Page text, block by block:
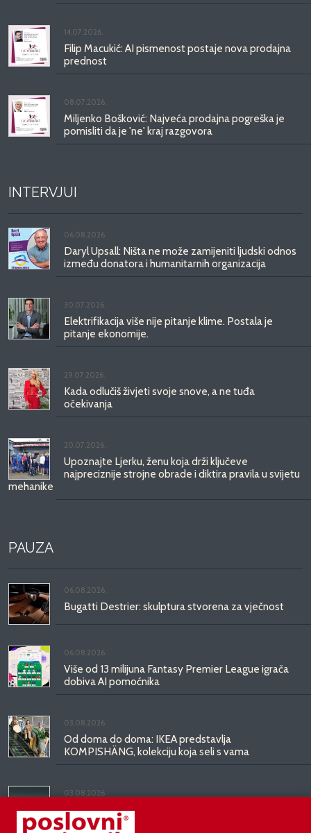
14.07.2026.
Filip Macukić: AI pismenost postaje nova prodajna
prednost
08.07.2026.
Miljenko Bošković: Najveća prodajna pogreška je
pomisliti da je 'ne' kraj razgovora
INTERVJUI
06.08.2026.
Daryl Upsall: Ništa ne može zamijeniti ljudski odnos
između donatora i humanitarnih organizacija
30.07.2026.
Elektrifikacija više nije pitanje klime. Postala je
pitanje ekonomije.
29.07.2026.
Kada odlučiš živjeti svoje snove, a ne tuđa
očekivanja
20.07.2026.
Upoznajte Ljerku, ženu koja drži ključeve
najpreciznije strojne obrade i diktira pravila u svijetu
mehanike
PAUZA
06.08.2026.
Bugatti Destrier: skulptura stvorena za vječnost
06.08.2026.
Više od 13 milijuna Fantasy Premier League igrača
dobiva AI pomoćnika
03.08.2026.
Od doma do doma: IKEA predstavlja
KOMPISHÄNG, kolekciju koja seli s vama
03.08.2026.
Kineski BYD predstavio luksuznu limuzinu veću od
Mercedesove S-klase, obećava domet do 1.000